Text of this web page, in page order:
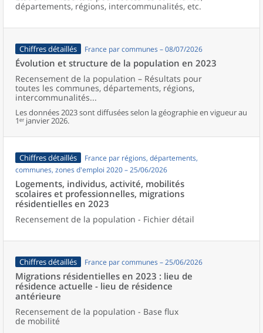
départements, régions, intercommunalités, etc.
Chiffres détaillés France par communes – 08/07/2026
Évolution et structure de la population en 2023
Recensement de la population – Résultats pour
toutes les communes, départements, régions,
intercommunalités...
Les données 2023 sont diffusées selon la géographie en vigueur au
1ᵉʳ janvier 2026.
Chiffres détaillés
France par régions, départements,
communes, zones d'emploi 2020 – 25/06/2026
Logements, individus, activité, mobilités
scolaires et professionnelles, migrations
résidentielles en 2023
Recensement de la population - Fichier détail
Chiffres détaillés France par communes – 25/06/2026
Migrations résidentielles en 2023 : lieu de
résidence actuelle - lieu de résidence
antérieure
Recensement de la population - Base flux
de mobilité